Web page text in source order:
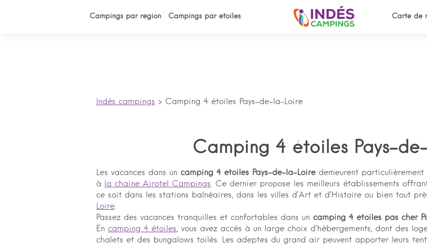
Campings par région Campings par étoiles Carte de
Indés campings > Camping 4 étoiles Pays-de-la-Loire
Camping 4 étoiles Pays-
Les vacances dans un camping 4 étoiles Pays-de-la-Loiredemeurent particulièrement
à
la chaine Airotel Campings. Ce dernier propose les meilleurs établissements
ce soit dans les stations balnéaires, dans les villes d’Art et d’Histoire ou bien tout
Loire.
Passez des vacances tranquilles et confortables dans un camping 4 étoiles pas cher
En camping 4 étoiles, vous avez accès à un large choix d’hébergements, dont des
chalets et des bungalows toilés. Les adeptes du grand air peuvent apporter leurs